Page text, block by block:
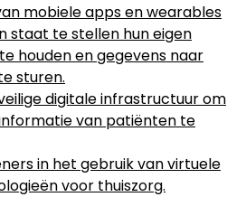
mobiele apps en wearables
staat te stellen hun eigen
houden en gegevens naar
sturen.
digitale infrastructuur om
van patiënten te
in het gebruik van virtuele
voor thuiszorg.